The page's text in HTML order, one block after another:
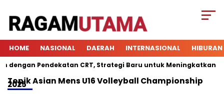
HOME NASIONAL DAERAH INTERNASIONAL HIBURAN
Pendekatan CRT, Strategi Baru untuk Meningkatkan
TopikAsian Mens U16 Volleyball Championship
2025